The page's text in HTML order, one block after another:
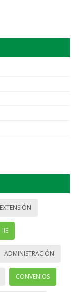
EXTENSIÓN
IIE
ADMINISTRACIÓN
CONVENIOS